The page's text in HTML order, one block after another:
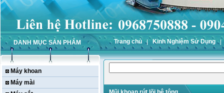
DANH MỤC SẢN PHẨM Trang chủ Kinh Nghiệm Sử Dụng
Máy khoan
Máy mài